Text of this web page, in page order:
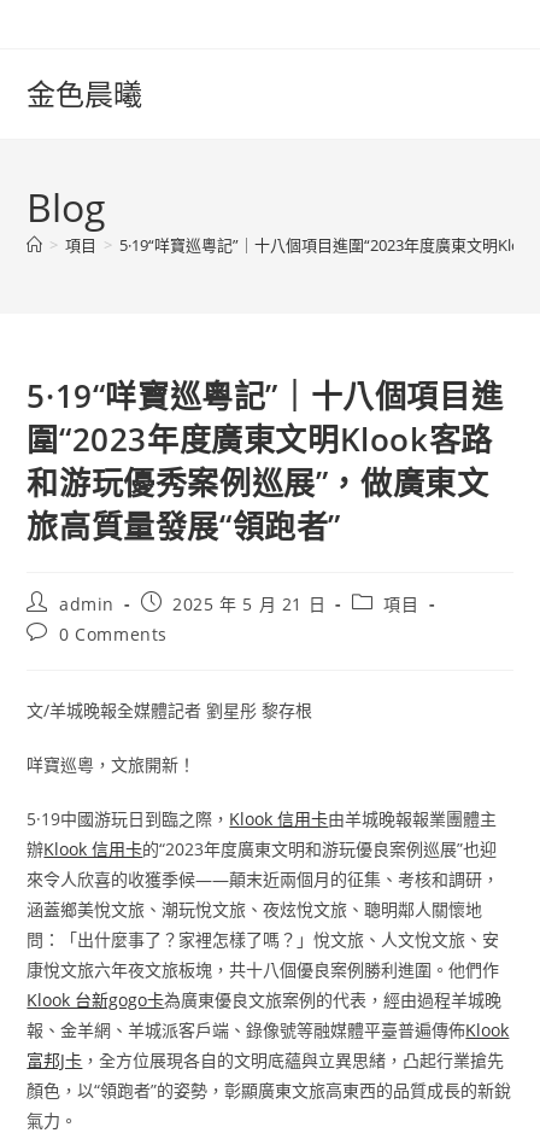
content金色晨曦
Blog
> 項目 > 5·19“咩寶巡粵記”｜十八個項目進圍“2023年度廣東文明
5·19“咩寶巡粵記”｜十八個項目進
圍“2023年度廣東文明Klook客路
和游玩優秀案例巡展”，做廣東文
旅高質量發展“領跑者”
Post
author:
admin
Post
published:
2025 年 5 月 21 日
Post項目
Post0 Comments
文/羊城晚報全媒體記者 劉星彤 黎存根
咩寶巡粵，文旅開新！
5·19中國游玩日到臨之際， Klook 信用卡由羊城晚報報業團體主
辦Klook 信用卡的“2023年度廣東文明和游玩優良案例巡展”也迎
來令人欣喜的收獲季候——顛末近兩個月的征集、考核和調研，
涵蓋鄉美悅文旅、潮玩悅文旅、夜炫悅文旅、聰明鄰人關懷地
問：「出什麼事了？家裡怎樣了嗎？」悅文旅、人文悅文旅、安
康悅文旅六年夜文旅板塊，共十八個優良案例勝利進圍。他們作
Klook 台新gogo卡為廣東優良文旅案例的代表，經由過程羊城晚
報、金羊網、羊城派客戶端、錄像號等融媒體平臺普遍傳佈Klook
富邦J卡 ，全方位展現各自的文明底蘊與立異思緒，凸起行業搶先
顏色，以“領跑者”的姿勢，彰顯廣東文旅高東西的品質成長的新銳
氣力。